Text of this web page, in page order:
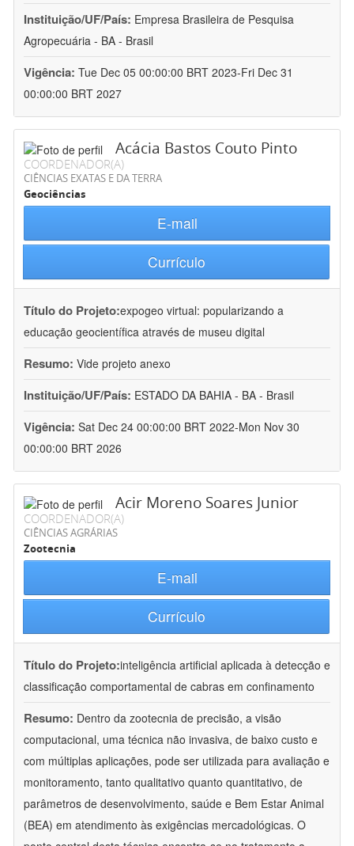
Instituição/UF/País: Empresa Brasileira de Pesquisa
Agropecuária - BA - Brasil
Vigência: Tue Dec 05 00:00:00 BRT 2023-Fri Dec 31
00:00:00 BRT 2027
Acácia Bastos Couto Pinto
COORDENADOR(A)
CIÊNCIAS EXATAS E DA TERRA
Geociências
E-mail
Currículo
Título do Projeto:expogeo virtual: popularizando a
educação geocientífica através de museu digital
Resumo: Vide projeto anexo
Instituição/UF/País: ESTADO DA BAHIA - BA - Brasil
Vigência: Sat Dec 24 00:00:00 BRT 2022-Mon Nov 30
00:00:00 BRT 2026
Acir Moreno Soares Junior
COORDENADOR(A)
CIÊNCIAS AGRÁRIAS
Zootecnia
E-mail
Currículo
Título do Projeto:inteligência artificial aplicada à detecção e
classificação comportamental de cabras em confinamento
Resumo: Dentro da zootecnia de precisão, a visão
computacional, uma técnica não invasiva, de baixo custo e
com múltiplas aplicações, pode ser utilizada para avaliação e
monitoramento, tanto qualitativo quanto quantitativo, de
parâmetros de desenvolvimento, saúde e Bem Estar Animal
(BEA) em atendimento às exigências mercadológicas. O